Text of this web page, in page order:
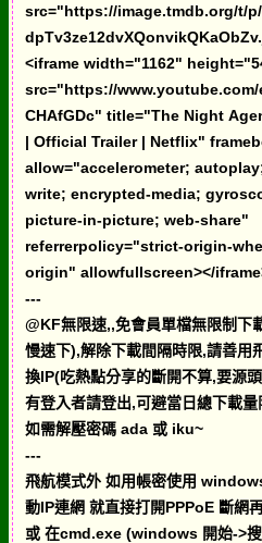
src="https://image.tmdb.org/t/
<iframe width="1162"
src="https://www.youtube.com/
CHAfGDc" title="The Night
| Official Trailer | Netflix"
allow="accelerometer;
write; encrypted-media;
picture-in-picture; web-share"
referrerpolicy="strict-origin-
origin" allowfullscreen></
---
@KF無限速,,免會員單檔無限制下
慢速下),解除下載間隔時限,請善用
換IP(吃熱點分享的斷開不算,要源
有登入者請登出,可避當日總下載量
如需解壓密碼 ada 或 iku~
---
飛航模式外 如用帳密使用
動IP連網 就直接打開PPPoE 斷網
或 在cmd.exe (windows 開始->搜